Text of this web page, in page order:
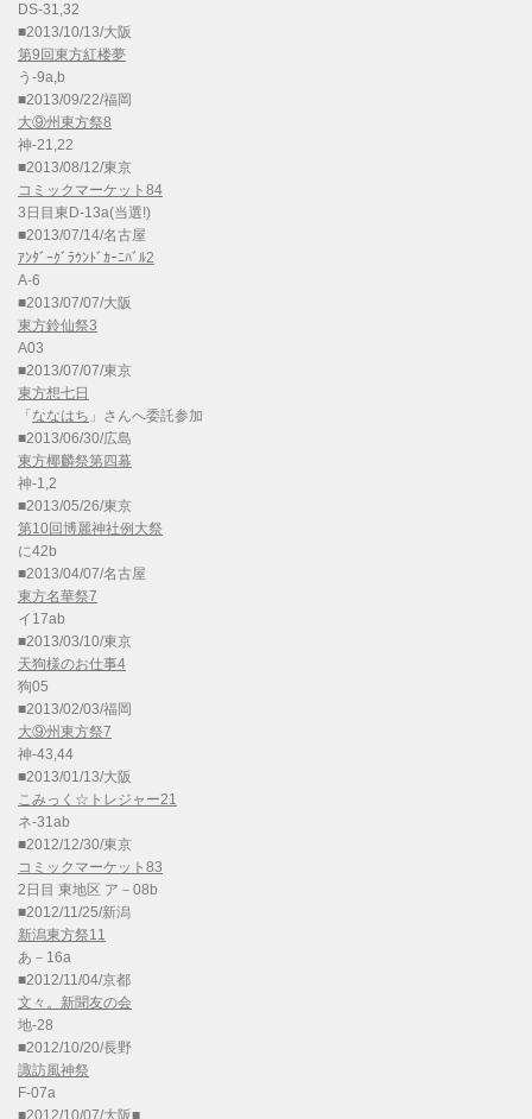
DS-31,32
■2013/10/13/大阪
第9回東方紅楼夢
う-9a,b
■2013/09/22/福岡
大⑨州東方祭8
神-21,22
■2013/08/12/東京
コミックマーケット84
3日目東D-13a(当選!)
■2013/07/14/名古屋
ｱﾝﾀﾞｰｸﾞﾗｳﾝﾄﾞｶｰﾆﾊﾞﾙ2
A-6
■2013/07/07/大阪
東方鈴仙祭3
A03
■2013/07/07/東京
東方想七日
「 ななはち 」さんへ委託参加
■2013/06/30/広島
東方椰麟祭第四幕
神-1,2
■2013/05/26/東京
第10回博麗神社例大祭
に42b
■2013/04/07/名古屋
東方名華祭7
イ17ab
■2013/03/10/東京
天狗様のお仕事4
狗05
■2013/02/03/福岡
大⑨州東方祭7
神-43,44
■2013/01/13/大阪
こみっく☆トレジャー21
ネ-31ab
■2012/12/30/東京
コミックマーケット83
2日目 東地区 ア－08b
■2012/11/25/新潟
新潟東方祭11
あ－16a
■2012/11/04/京都
文々。新聞友の会
地-28
■2012/10/20/長野
諏訪風神祭
F-07a